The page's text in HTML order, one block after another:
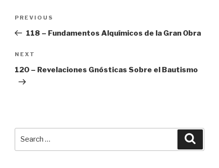
Previous
Post
PREVIOUS
118 – Fundamentos Alquímicos de la Gran Obra
Next
Post
NEXT
120 – Revelaciones Gnósticas Sobre el Bautismo